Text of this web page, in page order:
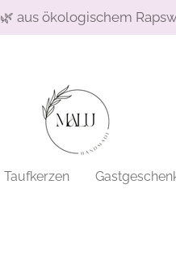
🌿 aus ökologischem
Taufkerzen